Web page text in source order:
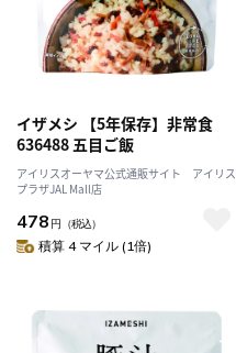
イザメシ 【5年保存】非常食
636488 五目ご飯
アイリスオーヤマ公式通販サイト アイリス
プラザJAL Mall店
478 円 （税込）
積算 4 マイル (1倍)